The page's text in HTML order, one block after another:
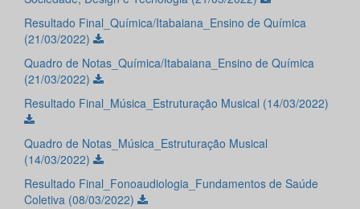
Resultado Final_Química/Itabaiana_Ensino de Química
(21/03/2022)
Quadro de Notas_Química/Itabaiana_Ensino de Química
(21/03/2022)
Resultado Final_Música_Estruturação Musical (14/03/2022)
Quadro de Notas_Música_Estruturação Musical
(14/03/2022)
Resultado Final_Fonoaudiologia_Fundamentos de Saúde
Coletiva (08/03/2022)